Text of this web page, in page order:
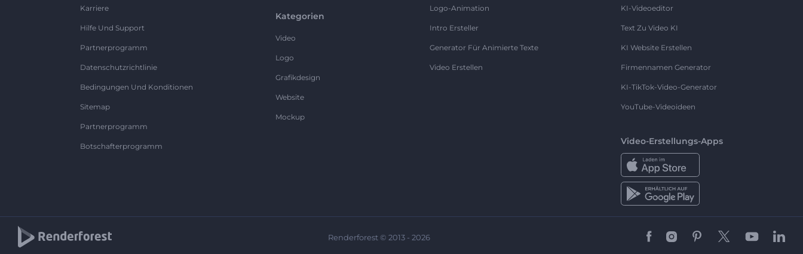
Karriere
Hilfe Und Support
Partnerprogramm
Datenschutzrichtlinie
Bedingungen Und Konditionen
Sitemap
Partnerprogramm
Botschafterprogramm
Kategorien
Video
Logo
Grafikdesign
Website
Mockup
Logo-Animation
Intro Ersteller
Generator Für Animierte Texte
Video Erstellen
KI-Videoeditor
Text Zu Video KI
KI Website Erstellen
Firmennamen Generator
KI-TikTok-Video-Generator
YouTube-Videoideen
Video-Erstellungs-Apps
Renderforest © 2013 - 2026